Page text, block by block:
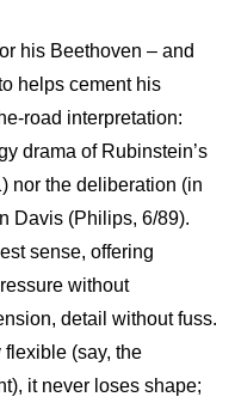
his Beethoven – and
helps cement his
road interpretation:
drama of Rubinstein’s
nor the deliberation (in
Davis (Philips, 6/89).
sense, offering
without
detail without fuss.
(say, the
it never loses shape;